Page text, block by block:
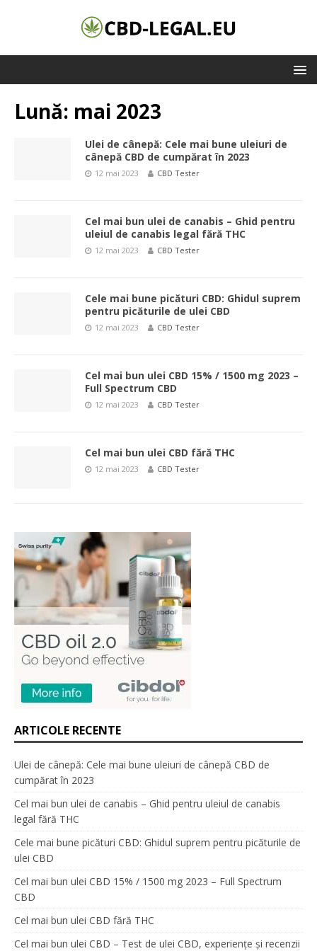
Lună: mai 2023
Ulei de cânepă: Cele mai bune uleiuri de
cânepă CBD de cumpărat în 2023
12 mai 2023 CBD Tester
Cel mai bun ulei de canabis – Ghid pentru
uleiul de canabis legal fără THC
12 mai 2023 CBD Tester
Cele mai bune picături CBD: Ghidul suprem
pentru picăturile de ulei CBD
12 mai 2023 CBD Tester
Cel mai bun ulei CBD 15% / 1500 mg 2023 –
Full Spectrum CBD
12 mai 2023 CBD Tester
Cel mai bun ulei CBD fără THC
12 mai 2023 CBD Tester
ARTICOLE RECENTE
Ulei de cânepă: Cele mai bune uleiuri de cânepă CBD de
cumpărat în 2023
Cel mai bun ulei de canabis – Ghid pentru uleiul de canabis
legal fără THC
Cele mai bune picături CBD: Ghidul suprem pentru picăturile de
ulei CBD
Cel mai bun ulei CBD 15% / 1500 mg 2023 – Full Spectrum
CBD
Cel mai bun ulei CBD fără THC
Cel mai bun ulei CBD – Test de ulei CBD, experiențe și recenzii